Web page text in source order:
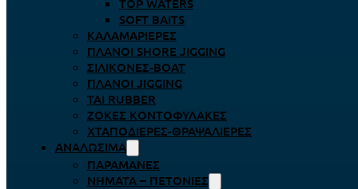
TOP WATERS
SOFT BAITS
ΚΑΛΑΜΑΡΙΈΡΕΣ
ΠΛΆΝΟΙ SHORE JIGGING
ΣΙΛΙΚΌΝΕΣ-BOAT
ΠΛΆΝΟΙ JIGGING
TAI RUBBER
ΖΌΚΕΣ ΚΟΝΤΟΦΎΛΑΚΕΣ
ΧΤΑΠΟΔΙΈΡΕΣ-ΘΡΑΨΑΛΙΈΡΕΣ
ΑΝΑΛΏΣΙΜΑ
ΠΑΡΑΜΆΝΕΣ
ΝΉΜΑΤΑ – ΠΕΤΟΝΙΈΣ